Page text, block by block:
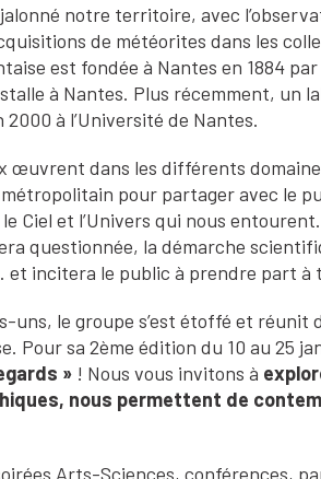
notre territoire, avec
de météorites dans les
est fondée à Nantes en 1884
à Nantes. Plus récemment, un
à l’Université de Nantes.
œuvrent dans les différents
pour partager avec le
Ciel et l’Univers qui nous
questionnée, la démarche
et incitera le public à prendre part à
uns, le groupe s’est étoffé et
Pour sa 2ème édition du 10 au 25
» ! Nous vous invitons à
nous permettent de
Arts-Sciences, conférences,